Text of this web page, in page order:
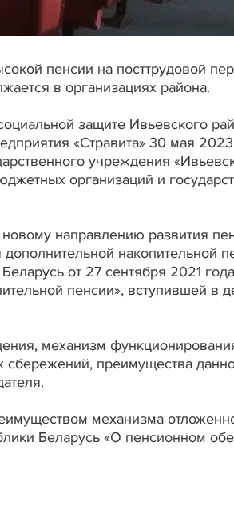
пенсии на посттрудовой
в организациях района.
защите Ивьевского
«Стравита» 30 мая 2023
учреждения
организаций и
направлению развития
накопительной
от 27 сентября 2021
пенсии», вступившей в
механизм
преимущества
механизма
Беларусь «О пенсионном